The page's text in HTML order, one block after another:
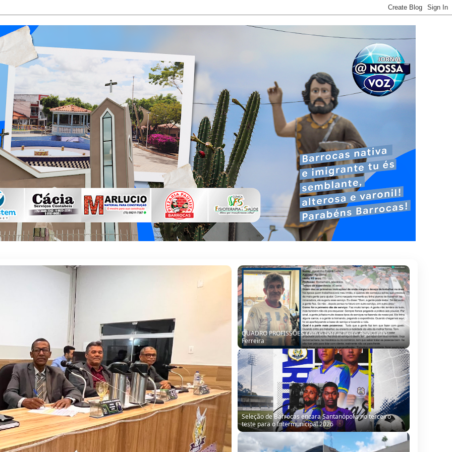
Seleção de Barrocas encara Santanópolis no terceiro
teste para o Intermunicipal 2026
“Obra parada, ninguém trabalhando”: morador denuncia
situação de escola no Alto da Porteira em Barrocas